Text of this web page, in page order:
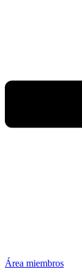
Área miembros